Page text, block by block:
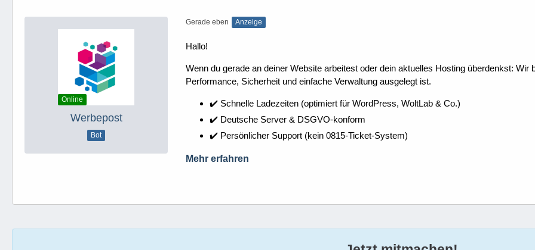
Online
Werbepost
Bot
Gerade eben Anzeige
Hallo!
Wenn du gerade an deiner Website arbeitest oder dein aktuelles Hosting überdenkst:
Performance, Sicherheit und einfache Verwaltung ausgelegt ist.
✔️ Schnelle Ladezeiten (optimiert für WordPress, WoltLab & Co.)
✔️ Deutsche Server & DSGVO-konform
✔️ Persönlicher Support (kein 0815-Ticket-System)
Mehr erfahren